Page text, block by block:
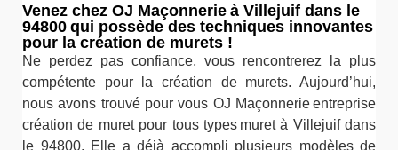
Venez chez OJ Maçonnerie à Villejuif dans le
94800 qui possède des techniques innovantes
pour la création de murets !
Ne perdez pas confiance, vous rencontrerez la plus
compétente pour la création de murets. Aujourd’hui,
nous avons trouvé pour vous OJ Maçonnerie entreprise
création de muret pour tous types muret à Villejuif dans
le 94800. Elle a déjà accompli plusieurs modèles de